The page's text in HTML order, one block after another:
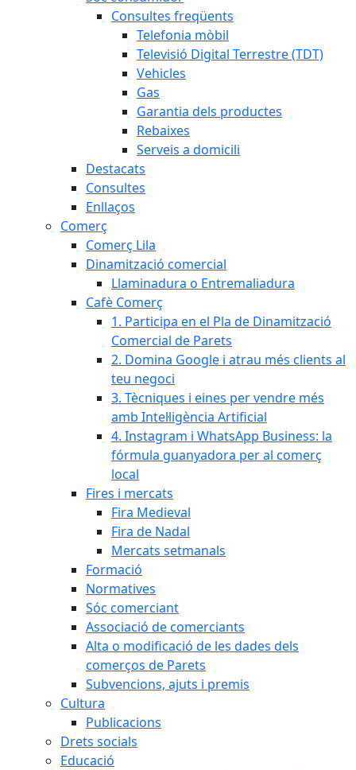
Consultes freqüents
Telefonia mòbil
Televisió Digital Terrestre (TDT)
Vehicles
Gas
Garantia dels productes
Rebaixes
Serveis a domicili
Destacats
Consultes
Enllaços
Comerç
Comerç Lila
Dinamització comercial
Llaminadura o Entremaliadura
Cafè Comerç
1. Participa en el Pla de Dinamització
Comercial de Parets
2. Domina Google i atrau més clients al
teu negoci
3. Tècniques i eines per vendre més
amb Intel·ligència Artificial
4. Instagram i WhatsApp Business: la
fórmula guanyadora per al comerç
local
Fires i mercats
Fira Medieval
Fira de Nadal
Mercats setmanals
Formació
Normatives
Sóc comerciant
Associació de comerciants
Alta o modificació de les dades dels
comerços de Parets
Subvencions, ajuts i premis
Cultura
Publicacions
Drets socials
Educació